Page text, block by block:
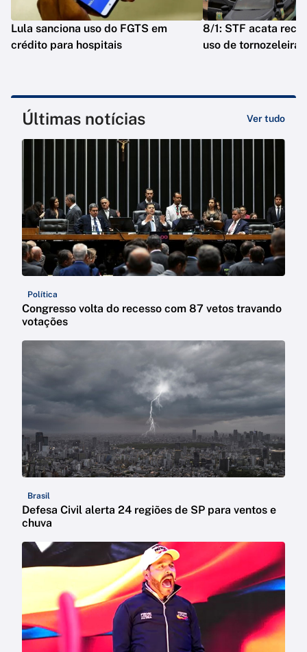
Lula sanciona uso do FGTS em
crédito para hospitais
8/1: STF acata
uso de tornozeleira
Últimas notícias Ver tudo
Política
Congresso volta do recesso com 87 vetos travando
votações
Brasil
Defesa Civil alerta 24 regiões de SP para ventos e
chuva